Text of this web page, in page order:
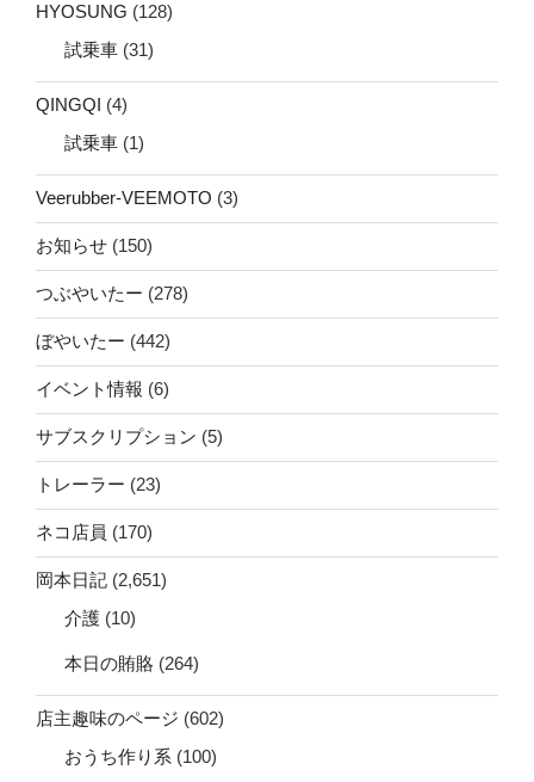
HYOSUNG (128)
試乗車 (31)
QINGQI (4)
試乗車 (1)
Veerubber-VEEMOTO (3)
お知らせ (150)
つぶやいたー (278)
ぼやいたー (442)
イベント情報 (6)
サブスクリプション (5)
トレーラー (23)
ネコ店員 (170)
岡本日記 (2,651)
介護 (10)
本日の賄賂 (264)
店主趣味のページ (602)
おうち作り系 (100)